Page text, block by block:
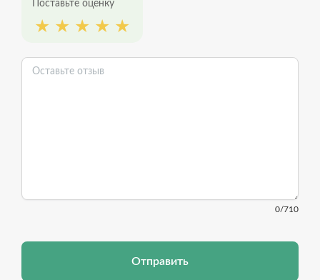
Поставьте оценку
0/710
Отправить